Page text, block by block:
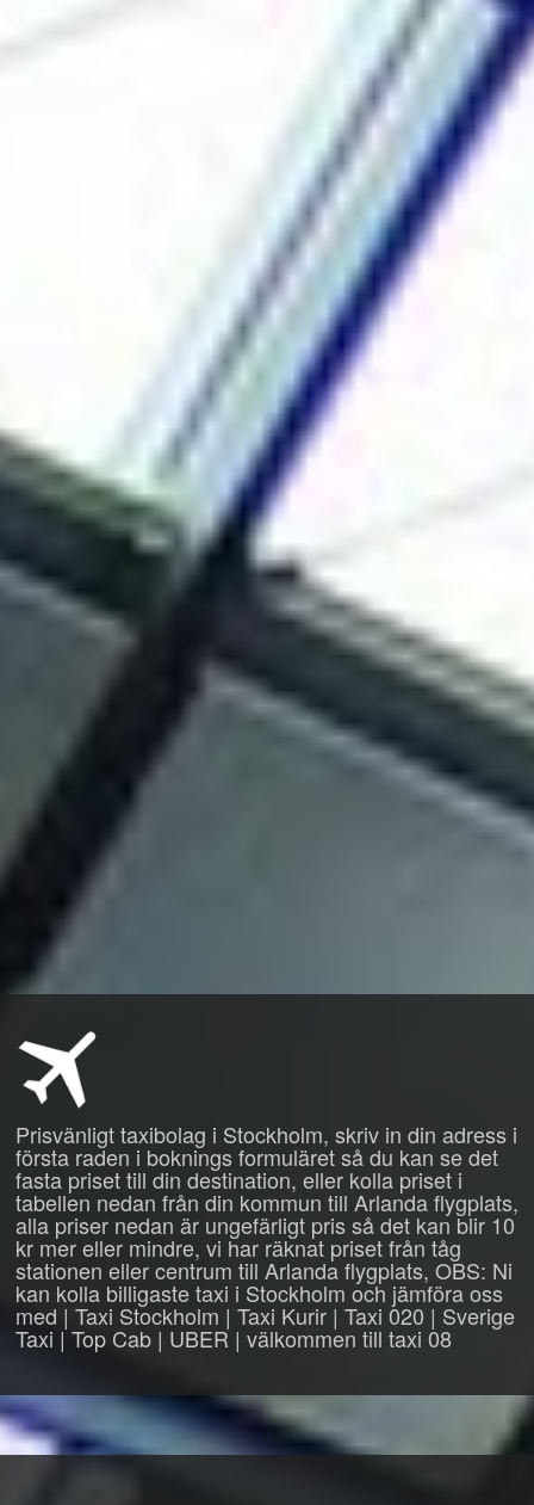
Prisvänligt taxibolag i Stockholm, skriv in din adress i
första raden i boknings formuläret så du kan se det
fasta priset till din destination, eller kolla priset i
tabellen nedan från din kommun till Arlanda flygplats,
alla priser nedan är ungefärligt pris så det kan blir 10
kr mer eller mindre, vi har räknat priset från tåg
stationen eller centrum till Arlanda flygplats, OBS: Ni
kan kolla billigaste taxi i Stockholm och jämföra oss
med | Taxi Stockholm | Taxi Kurir | Taxi 020 | Sverige
Taxi | Top Cab | UBER | välkommen till taxi 08